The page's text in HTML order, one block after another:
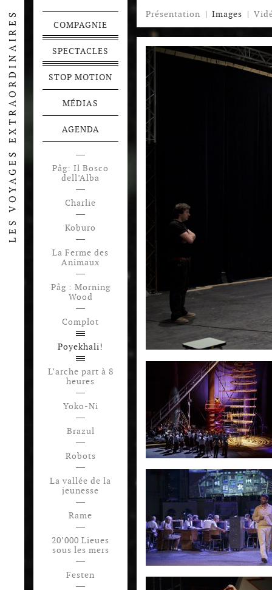
Présentation | Images |
COMPAGNIE
SPECTACLES
STOP MOTION
MÉDIAS
AGENDA
Påg: Il Bosco
dell’Alba
Charlie
Koburo
La Ferme des
Animaux
Påg : Morning
Wood
Complot
Poyekhali!
L’arche part à 8
heures
Yoko-Ni
Brazul
Robots
La vallée de la
jeunesse
Rame
20’000 Lieues
sous les mers
Festen